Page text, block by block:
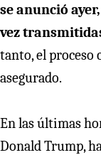
se anunció
vez
tanto, el proceso
asegurado.
En las últimas
Donald Trump,